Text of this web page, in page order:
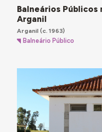
Balneários Públicos
Arganil
Arganil(c. 1963)
Balneário Público